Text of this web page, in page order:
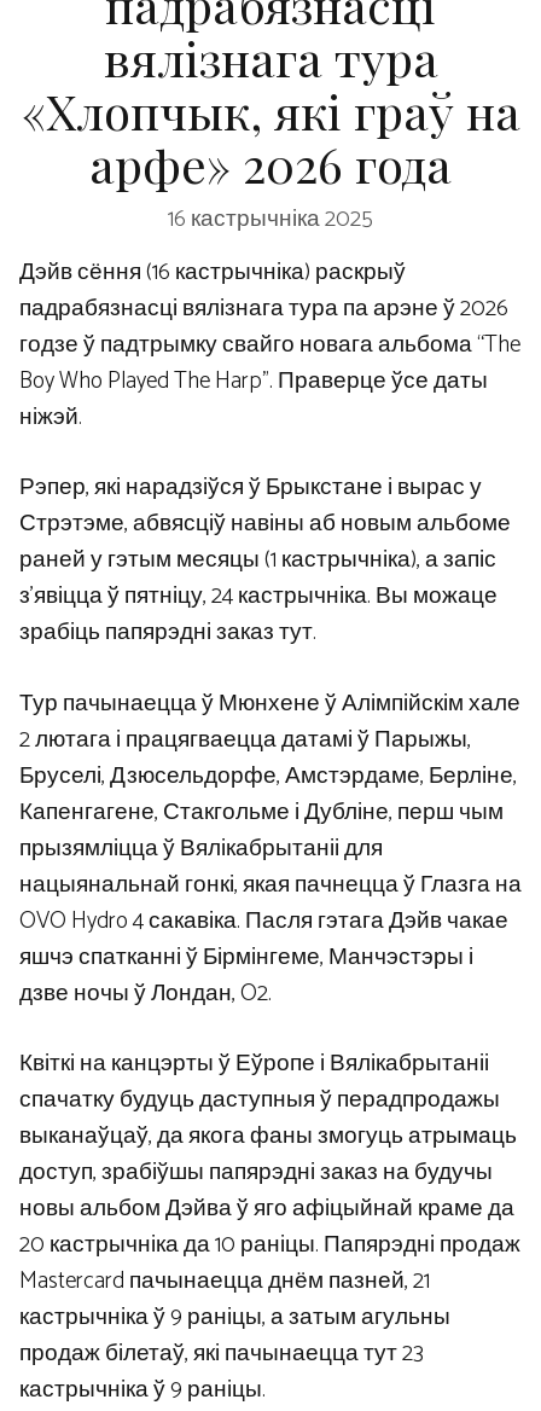
вялізнага тура
«Хлопчык, які граў на
арфе» 2026 года
16 кастрычніка 2025
Дэйв сёння (16 кастрычніка) раскрыў
падрабязнасці вялізнага тура па арэне ў 2026
годзе ў падтрымку свайго новага альбома “The
Boy Who Played The Harp”. Праверце ўсе даты
ніжэй.
Рэпер, які нарадзіўся ў Брыкстане і вырас у
Стрэтэме, абвясціў навіны аб новым альбоме
раней у гэтым месяцы (1 кастрычніка), а запіс
з’явіцца ў пятніцу, 24 кастрычніка. Вы можаце
зрабіць папярэдні заказ тут.
Тур пачынаецца ў Мюнхене ў Алімпійскім хале
2 лютага і працягваецца датамі ў Парыжы,
Бруселі, Дзюсельдорфе, Амстэрдаме, Берліне,
Капенгагене, Стакгольме і Дубліне, перш чым
прызямліцца ў Вялікабрытаніі для
нацыянальнай гонкі, якая пачнецца ў Глазга на
OVO Hydro 4 сакавіка. Пасля гэтага Дэйв чакае
яшчэ спатканні ў Бірмінгеме, Манчэстэры і
дзве ночы ў Лондан, O2.
Квіткі на канцэрты ў Еўропе і Вялікабрытаніі
спачатку будуць даступныя ў перадпродажы
выканаўцаў, да якога фаны змогуць атрымаць
доступ, зрабіўшы папярэдні заказ на будучы
новы альбом Дэйва ў яго афіцыйнай краме да
20 кастрычніка да 10 раніцы. Папярэдні продаж
Mastercard пачынаецца днём пазней, 21
кастрычніка ў 9 раніцы, а затым агульны
продаж білетаў, які пачынаецца тут 23
кастрычніка ў 9 раніцы.